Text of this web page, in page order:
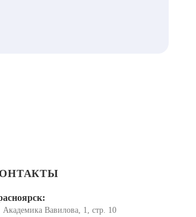
Академика Вавилова, 1, стр. 10